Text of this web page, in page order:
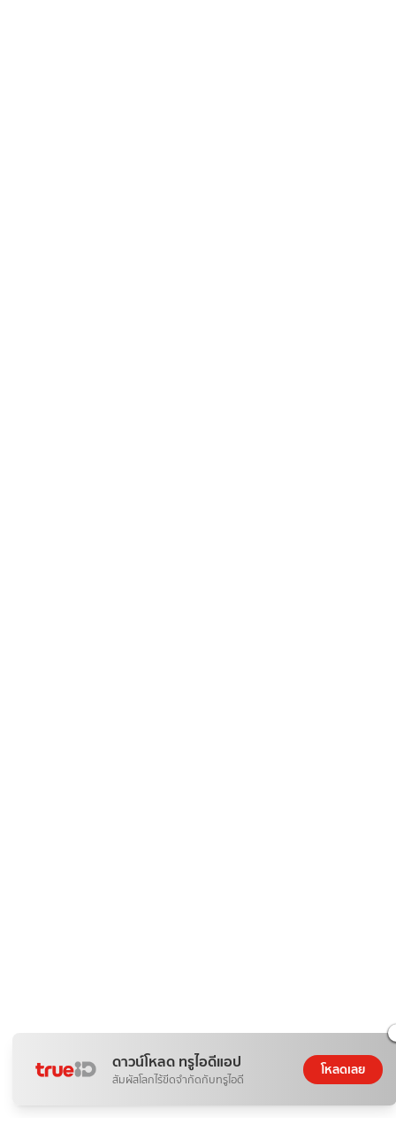
ดาวน์โหลด ทรูไอดีแอป
สัมผัสโลกไร้ขีดจำกัดกับทรูไอดี
โหลดเลย